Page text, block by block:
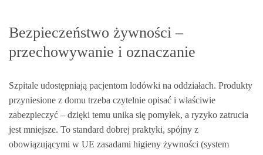
Bezpieczeństwo żywności –
przechowywanie i oznaczanie
Szpitale udostępniają pacjentom lodówki na oddziałach. Produkty
przyniesione z domu trzeba czytelnie opisać i właściwie
zabezpieczyć – dzięki temu unika się pomyłek, a ryzyko zatrucia
jest mniejsze. To standard dobrej praktyki, spójny z
obowiązującymi w UE zasadami higieny żywności (system